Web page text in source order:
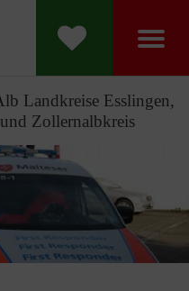
Landkreise Esslingen,
Zollernalbkreis